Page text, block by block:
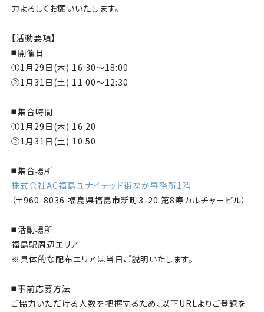
力よろしくお願いいたします。
【活動要項】
◼️開催日
①1月29日(木) 16:30～18:00
②1月31日(土) 11:00～12:30
◼️集合時間
①1月29日(木) 16:20
②1月31日(土) 10:50
◼️集合場所
株式会社AC福島ユナイテッド街なか事務所1階
（〒960-8036 福島県福島市新町3-20 第8寿カルチャービル）
◼️活動場所
福島駅周辺エリア
※具体的な配布エリアは当日ご説明いたします。
◼️事前応募方法
ご協力いただける人数を把握するため、以下URLよりご登録を